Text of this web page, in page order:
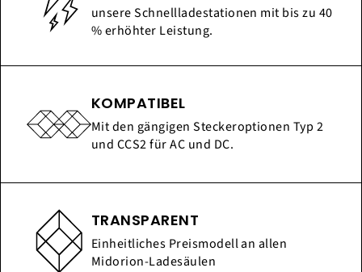
unsere Schnellladestationen mit bis zu 40
% erhöhter Leistung.
KOMPATIBEL
Mit den gängigen Steckeroptionen Typ 2
und CCS2 für AC und DC.
TRANSPARENT
Einheitliches Preismodell an allen
Midorion-Ladesäulen